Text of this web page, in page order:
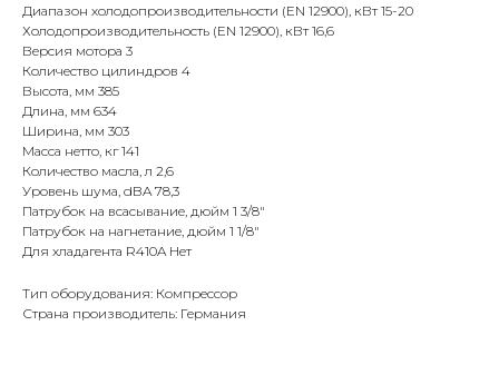
Диапазон холодопроизводительности (EN 12900), кВт 15-20
Холодопроизводительность (EN 12900), кВт 16,6
Версия мотора 3
Количество цилиндров 4
Высота, мм 385
Длина, мм 634
Ширина, мм 303
Масса нетто, кг 141
Количество масла, л 2,6
Уровень шума, dBA 78,3
Патрубок на всасывание, дюйм 1 3/8"
Патрубок на нагнетание, дюйм 1 1/8"
Для хладагента R410A Нет
Тип оборудования: Компрессор
Страна производитель: Германия